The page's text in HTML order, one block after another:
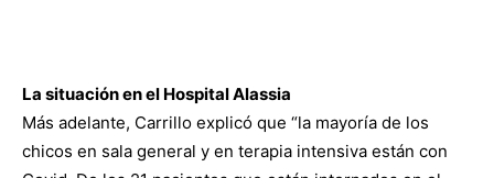
La situación en el Hospital Alassia
Más adelante, Carrillo explicó que “la mayoría de los
chicos en sala general y en terapia intensiva están con